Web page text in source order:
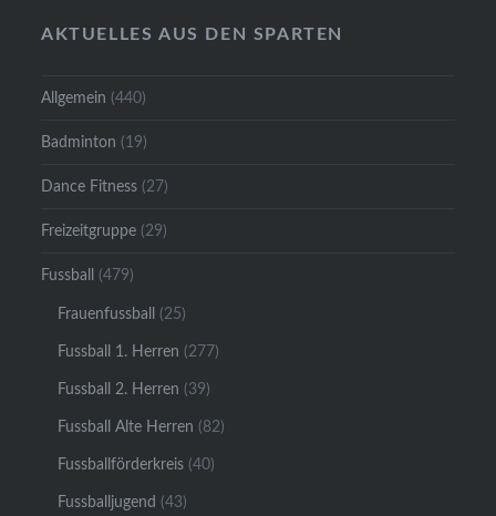
AKTUELLES AUS DEN SPARTEN
Allgemein (440)
Badminton (19)
Dance Fitness (27)
Freizeitgruppe (29)
Fussball (479)
Frauenfussball (25)
Fussball 1. Herren (277)
Fussball 2. Herren (39)
Fussball Alte Herren (82)
Fussballförderkreis (40)
Fussballjugend (43)